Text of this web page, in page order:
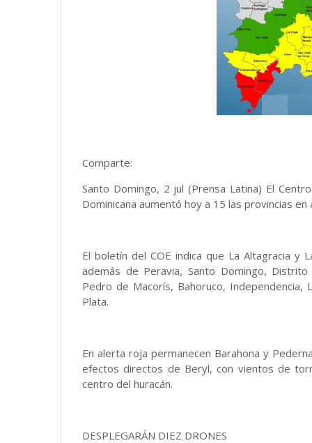
Comparte:
Santo Domingo, 2 jul (Prensa Latina) El
Dominicana aumentó hoy a 15 las provincias
El boletín del COE indica que La Altagracia y
además de Peravia, Santo Domingo, Distrito
Pedro de Macorís, Bahoruco, Independencia,
Plata.
En alerta roja permanecen Barahona y
efectos directos de Beryl, con vientos de
centro del huracán.
DESPLEGARÁN DIEZ DRONES